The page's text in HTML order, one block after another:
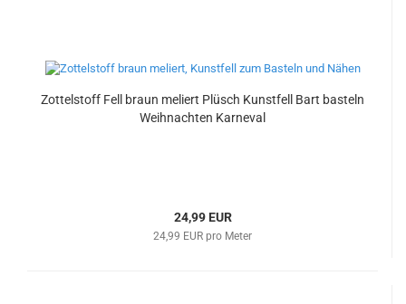
Zottelstoff Fell braun meliert Plüsch Kunstfell Bart basteln
Weihnachten Karneval
24,99 EUR
24,99 EUR pro Meter